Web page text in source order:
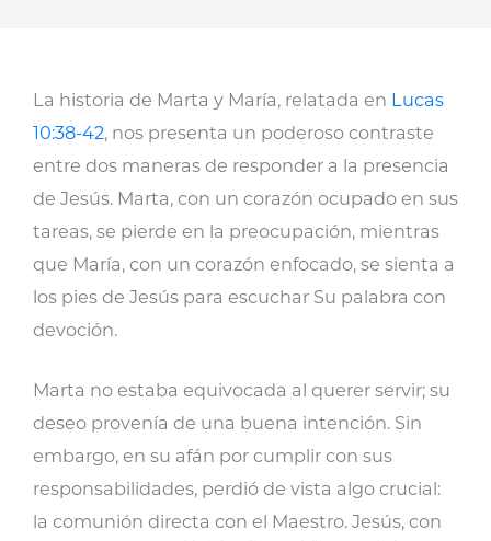
La historia de Marta y María, relatada en Lucas
10:38-42, nos presenta un poderoso contraste
entre dos maneras de responder a la presencia
de Jesús. Marta, con un corazón ocupado en sus
tareas, se pierde en la preocupación, mientras
que María, con un corazón enfocado, se sienta a
los pies de Jesús para escuchar Su palabra con
devoción.
Marta no estaba equivocada al querer servir; su
deseo provenía de una buena intención. Sin
embargo, en su afán por cumplir con sus
responsabilidades, perdió de vista algo crucial:
la comunión directa con el Maestro. Jesús, con